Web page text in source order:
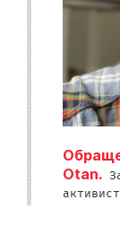
Otan.